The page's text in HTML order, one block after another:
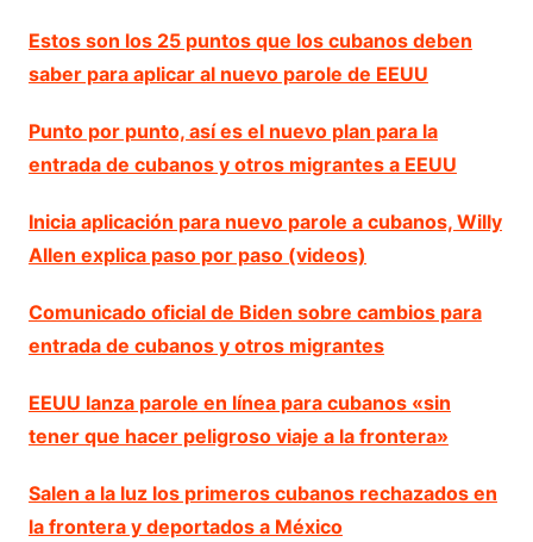
Estos son los 25 puntos que los cubanos deben
saber para aplicar al nuevo parole de EEUU
Punto por punto, así es el nuevo plan para la
entrada de cubanos y otros migrantes a EEUU
Inicia aplicación para nuevo parole a cubanos, Willy
Allen explica paso por paso (videos)
Comunicado oficial de Biden sobre cambios para
entrada de cubanos y otros migrantes
EEUU lanza parole en línea para cubanos «sin
tener que hacer peligroso viaje a la frontera»
Salen a la luz los primeros cubanos rechazados en
la frontera y deportados a México